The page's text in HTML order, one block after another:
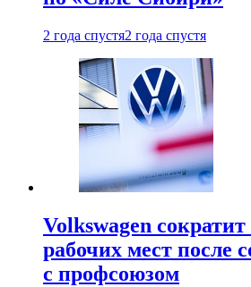
2 года спустя2 года спустя
Volkswagen
рабочих мест после
с профсоюзом